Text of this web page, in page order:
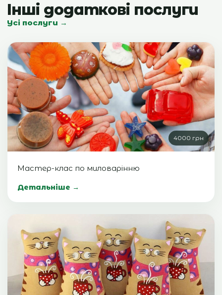
Інші додаткові послуги
Усі послуги →
4000 грн
Мастер-клас по миловарінню
Детальніше →